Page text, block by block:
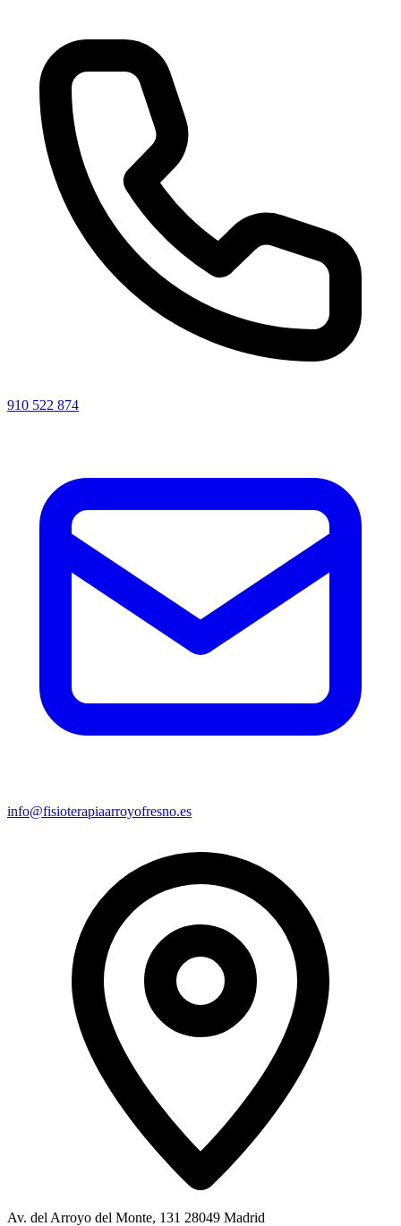
910 522 874
info@fisioterapiaarroyofresno.es
Av. del Arroyo del Monte, 131 28049 Madrid